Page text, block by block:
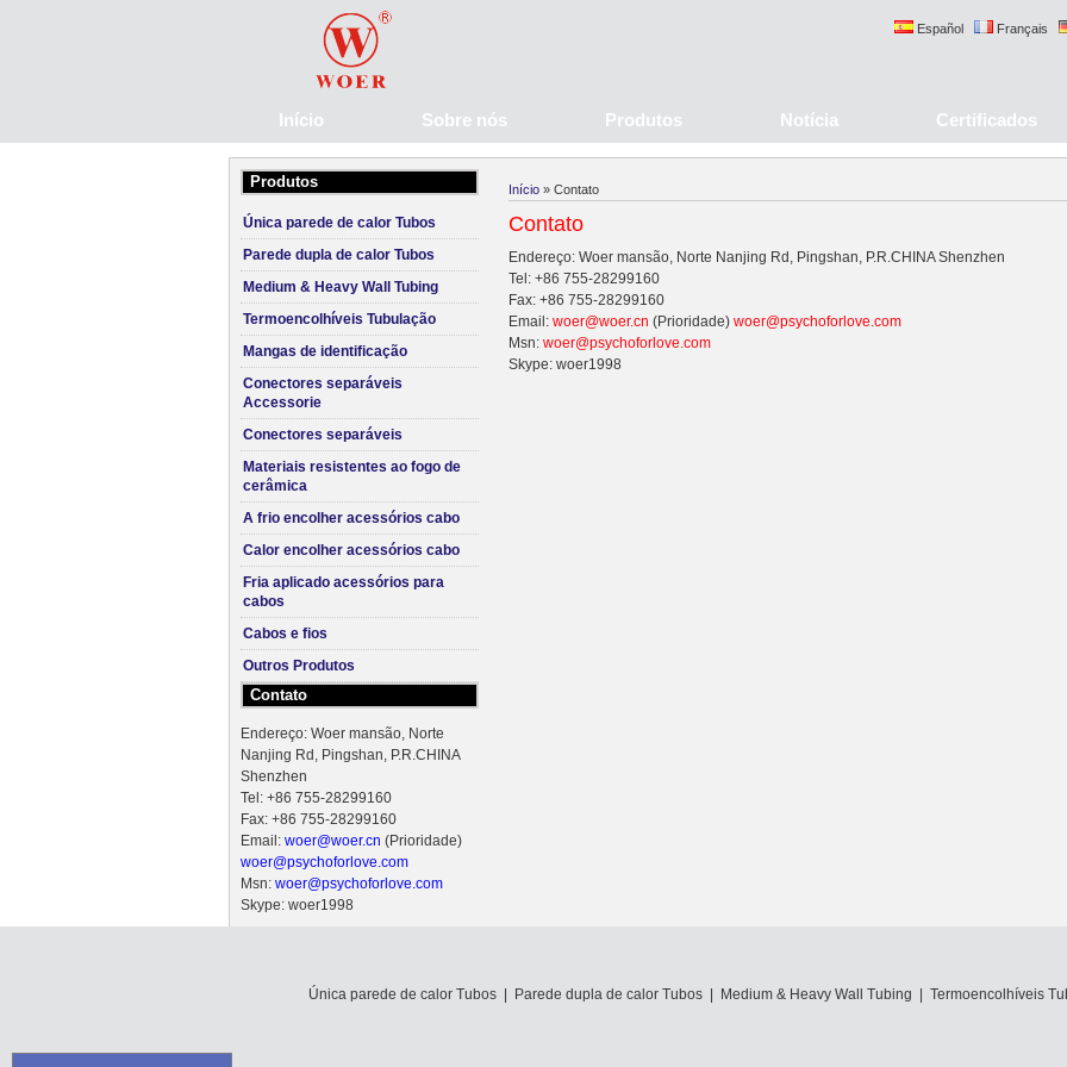
Español Français
Início Sobre nós Produtos Notícia Certificados
Produtos
Única parede de calor Tubos
Parede dupla de calor Tubos
Medium & Heavy Wall Tubing
Termoencolhíveis Tubulação
Mangas de identificação
Conectores separáveis
Accessorie
Conectores separáveis
Materiais resistentes ao fogo de
cerâmica
A frio encolher acessórios cabo
Calor encolher acessórios cabo
Fria aplicado acessórios para
cabos
Cabos e fios
Outros Produtos
Contato
Endereço: Woer mansão, Norte
Nanjing Rd, Pingshan, P.R.CHINA
Shenzhen
Tel: +86 755-28299160
Fax: +86 755-28299160
Email: woer@woer.cn (Prioridade)
woer@psychoforlove.com
Msn: woer@psychoforlove.com
Skype: woer1998
Início » Contato
Contato
Endereço: Woer mansão, Norte Nanjing Rd, Pingshan, P.R.CHINA Shenzhen
Tel: +86 755-28299160
Fax: +86 755-28299160
Email: woer@woer.cn (Prioridade) woer@psychoforlove.com
Msn: woer@psychoforlove.com
Skype: woer1998
Única parede de calor Tubos Parede dupla de calor Tubos Medium & Heavy Wall Tubing Termoencolhíveis